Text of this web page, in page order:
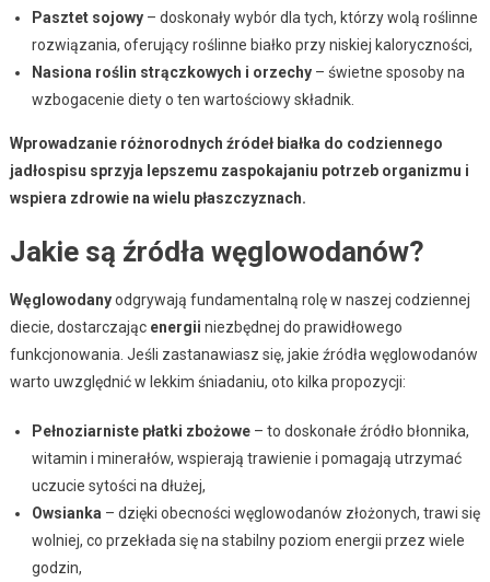
Pasztet sojowy– doskonały wybór dla tych, którzy wolą roślinne
rozwiązania, oferujący roślinne białko przy niskiej kaloryczności,
Nasiona roślin strączkowych i orzechy– świetne sposoby na
wzbogacenie diety o ten wartościowy składnik.
Wprowadzanie różnorodnych źródeł białka do codziennego
jadłospisu sprzyja lepszemu zaspokajaniu potrzeb organizmu i
wspiera zdrowie na wielu płaszczyznach.
Jakie są źródła węglowodanów?
Węglowodanyodgrywają fundamentalną rolę w naszej codziennej
diecie, dostarczając energii niezbędnej do prawidłowego
funkcjonowania. Jeśli zastanawiasz się, jakie źródła węglowodanów
warto uwzględnić w lekkim śniadaniu, oto kilka propozycji:
Pełnoziarniste płatki zbożowe– to doskonałe źródło błonnika,
witamin i minerałów, wspierają trawienie i pomagają utrzymać
uczucie sytości na dłużej,
Owsianka – dzięki obecności węglowodanów złożonych, trawi się
wolniej, co przekłada się na stabilny poziom energii przez wiele
godzin,